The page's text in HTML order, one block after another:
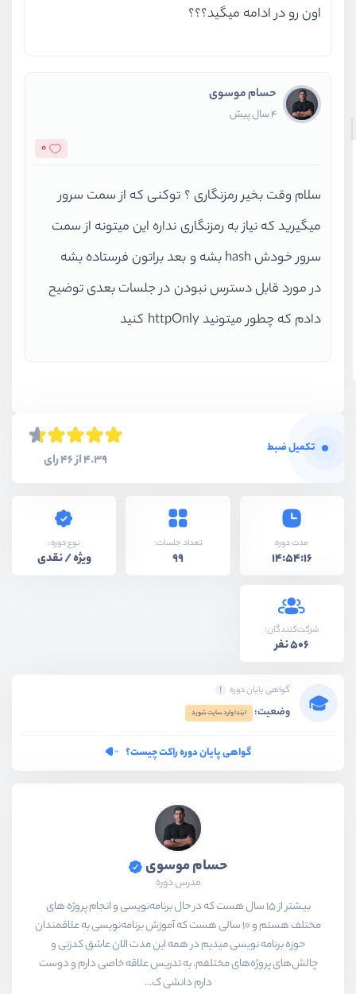
اون رو در ادامه میگید؟؟؟
حسام موسوی
4 سال پیش
0
سلام وقت بخیر رمزنگاری ؟ توکنی که از سمت سرور
میگیرید که نیاز به رمزنگاری نداره این میتونه از سمت
سرور خودش hash بشه و بعد براتون فرستاده بشه
در مورد قابل دسترس نبودن در جلسات بعدی توضیح
دادم که چطور میتونید httpOnly کنید
تکمیل ضبط
4.39 از 46 رای
مدت دوره
14:54:16
تعداد جلسات:
99
نوع دوره:
ویژه / نقدی
شرکت‌کنندگان:
506 نفر
گواهی پایان دوره
وضعیت: ابتدا وارد سایت شوید
گواهی پایان دوره راکت چیست؟
حسام موسوی
مدرس دوره
بیشتر از ۱۵ سال هست که در حال برنامه‌نویسی و انجام پروژه های
مختلف هستم و ۱۰ سالی هست که آموزش برنامه‌نویسی به علاقمندان
حوزه برنامه نویسی میدیم در همه این مدت الان عاشق کدزنی و
چالش‌های پروژه‌های مختلفم. به تدریس علاقه خاصی دارم و دوست
دارم دانشی ک...